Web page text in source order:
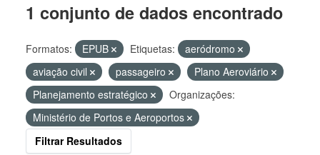
1 conjunto de dados encontrado
Formatos: EPUB Etiquetas:
aeródromo
aviação civil
passageiro
Plano Aeroviário
Planejamento estratégico
Organizações:
Ministério de Portos e Aeroportos
Filtrar Resultados